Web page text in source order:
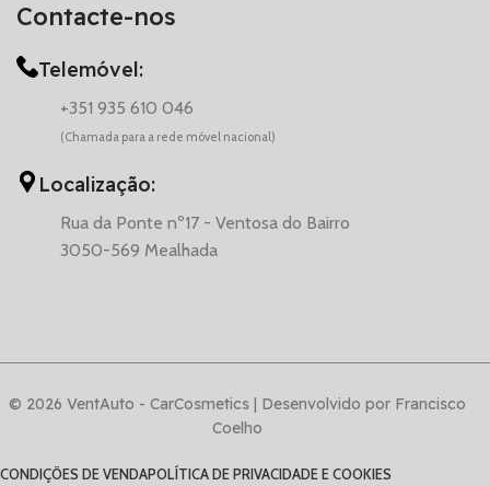
Contacte-nos
Telemóvel:
+351 935 610 046
(Chamada para a rede móvel nacional)
Localização:
Rua da Ponte nº17 - Ventosa do Bairro
3050-569 Mealhada
© 2026 VentAuto - CarCosmetics | Desenvolvido por Francisco
Coelho
CONDIÇÕES DE VENDAPOLÍTICA DE PRIVACIDADE E COOKIES